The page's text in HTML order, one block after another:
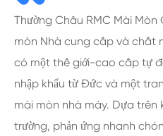
Thường Châu RMC Mài
mòn Nhà cung cấp và chất
có một thế giới-cao cấp tự
nhập khẩu từ Đức và một
mài mòn nhà máy. Dựa trên
trường, phản ứng nhanh